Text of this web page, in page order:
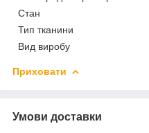
Стан
Тип тканини
Вид виробу
Приховати
Умови доставки